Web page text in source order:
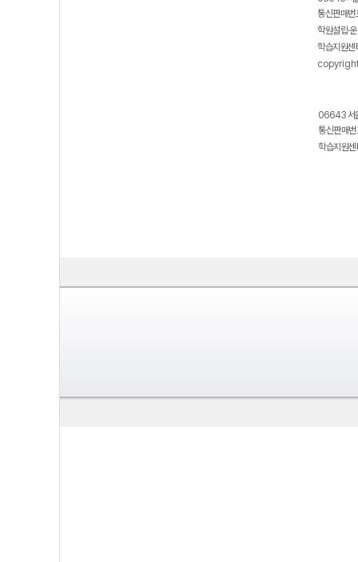
통신판매
학원설립·
학습지원
06643 서
통신판매
학습지원